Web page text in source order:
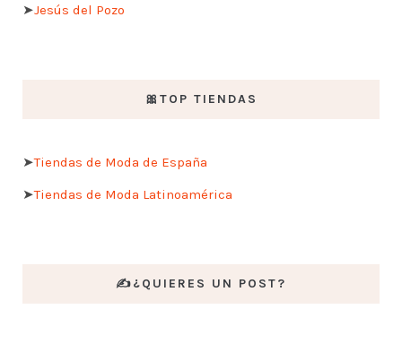
➤Jesús del Pozo
🎀TOP TIENDAS
➤Tiendas de Moda de España
➤Tiendas de Moda Latinoamérica
✍️¿QUIERES UN POST?